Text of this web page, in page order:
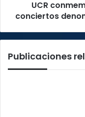
Guitarras”
UCR
conciertos
Publicaciones